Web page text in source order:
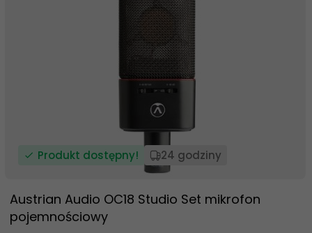
Produkt dostępny! 24 godziny
Austrian Audio OC18 Studio Set mikrofon
pojemnościowy